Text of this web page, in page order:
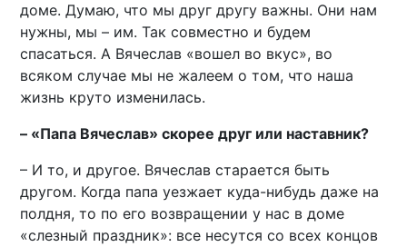
доме. Думаю, что мы друг другу важны. Они нам
нужны, мы – им. Так совместно и будем
спасаться. А Вячеслав «вошел во вкус», во
всяком случае мы не жалеем о том, что наша
жизнь круто изменилась.
– «Папа Вячеслав» скорее друг или наставник?
– И то, и другое. Вячеслав старается быть
другом. Когда папа уезжает куда-нибудь даже на
полдня, то по его возвращении у нас в доме
«слезный праздник»: все несутся со всех концов